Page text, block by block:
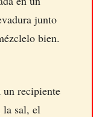
junto
bien.
un recipiente
la sal, el